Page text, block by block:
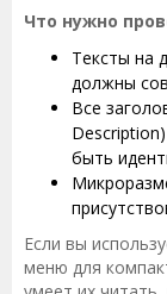
Что нужно
Тексты на
должны
Все
быть
Если вы
меню для